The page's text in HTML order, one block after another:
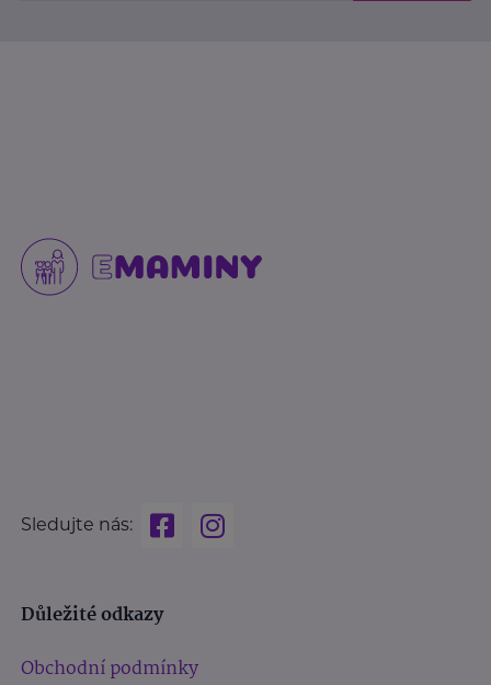
Sledujte nás:
Důležité odkazy
Obchodní podmínky